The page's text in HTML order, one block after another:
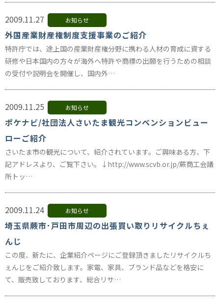
2009.11.27 お知らせ
外国産業財産権制度支援事業のご紹介
特許庁では、途上国の産業財産権分野に携わる人材の育成に資する
研修や日本国内の方々が海外へ特許や商標の出願を行うための相談
の受付や説明会を開催し、国内外…
2009.11.25 お知らせ
ポケナビ/社団法人さいたま観光コンベンションビュー
ローご紹介
さいたま市の観光について、紹介されています。ご興味ある方、下
記アドレスより、ご覧下さい。↓http://www.scvb.or.jp/蕨商工会議
所トッ…
2009.11.24 お知らせ
埼玉県蕨市･戸田市周辺の出張買い取りリサイクルちぇ
んじ
この度、新たに、企業紹介ページにご登録頂きましたリサイクルち
ぇんじをご紹介致します。家電、家具、ブランド品などを格安に
て、販売致しております、総合リサ…